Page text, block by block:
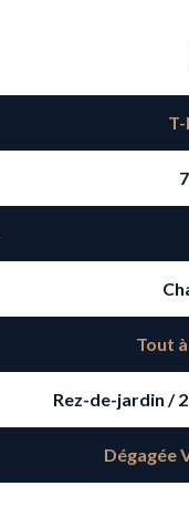
Tout
Rez-de-jardin /
Dégagée